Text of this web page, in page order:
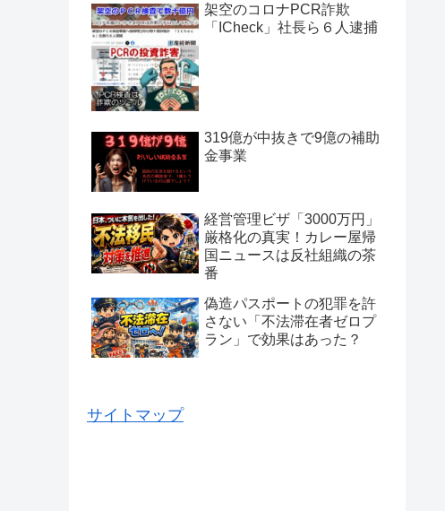
架空のコロナPCR詐欺
「ICheck」社長ら６人逮捕
319億が中抜きで9億の補助
金事業
経営管理ビザ「3000万円」
厳格化の真実！カレー屋帰
国ニュースは反社組織の茶
番
偽造パスポートの犯罪を許
さない「不法滞在者ゼロプ
ラン」で効果はあった？
サイトマップ